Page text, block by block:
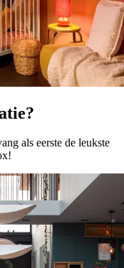
als eerste de leukste